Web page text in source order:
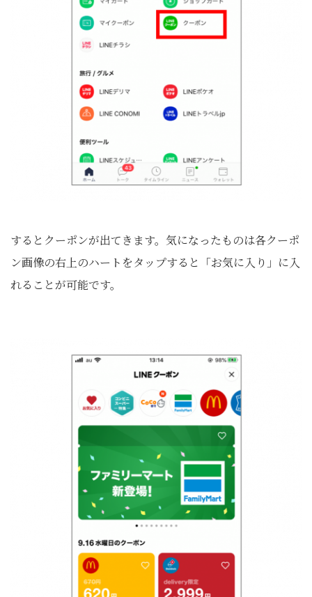
するとクーポンが出てきます。気になったものは各クーポ
ン画像の右上のハートをタップすると「お気に入り」に入
れることが可能です。